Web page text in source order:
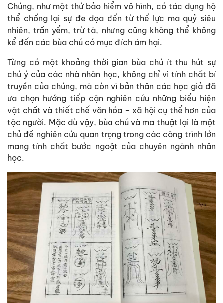
Chúng, như một thứ bảo hiểm vô hình, có tác dụng hộ
thể chống lại sự đe dọa đến từ thế lực ma quỷ siêu
nhiên, trấn yểm, trừ tà, nhưng cũng không thể không
kể đến các bùa chú có mục đích ám hại.
Từng có một khoảng thời gian bùa chú ít thu hút sự
chú ý của các nhà nhân học, không chỉ vì tính chất bí
truyền của chúng, mà còn vì bản thân các học giả đã
ưa chọn hướng tiếp cận nghiên cứu những biểu hiện
vật chất và thiết chế văn hóa – xã hội cụ thể hơn của
tộc người. Mặc dù vậy, bùa chú và ma thuật lại là một
chủ đề nghiên cứu quan trọng trong các công trình lớn
mang tính chất bước ngoặt của chuyên ngành nhân
học.